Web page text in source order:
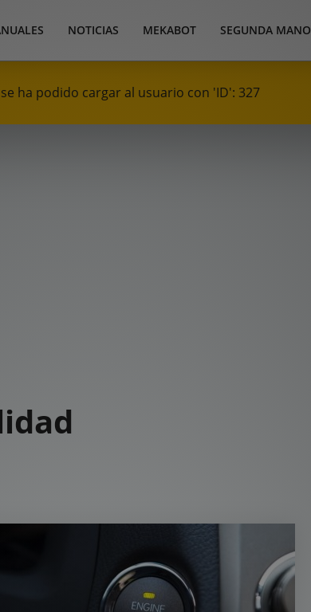
NOTICIAS MEKABOT SEGUNDA MANO
se ha podido cargar al usuario con 'ID': 327